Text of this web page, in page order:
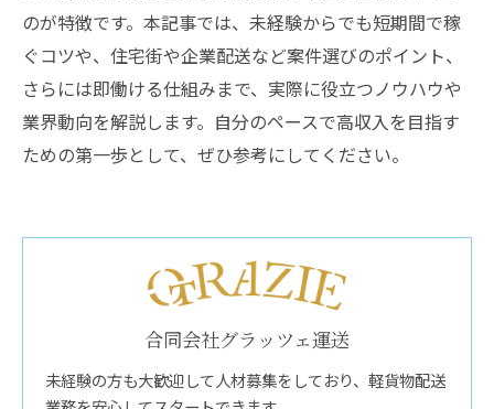
のが特徴です。本記事では、未経験からでも短期間で稼
ぐコツや、住宅街や企業配送など案件選びのポイント、
さらには即働ける仕組みまで、実際に役立つノウハウや
業界動向を解説します。自分のペースで高収入を目指す
ための第一歩として、ぜひ参考にしてください。
合同会社グラッツェ運送
未経験の方も大歓迎して人材募集をしており、軽貨物配送